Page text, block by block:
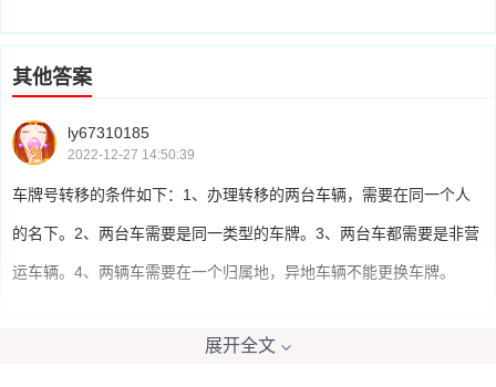
其他答案
ly67310185
2022-12-27 14:50:39
车牌号转移的条件如下：1、办理转移的两台车辆，需要在同一个人
的名下。2、两台车需要是同一类型的车牌。3、两台车都需要是非营
运车辆。4、两辆车需要在一个归属地，异地车辆不能更换车牌。
展开全文